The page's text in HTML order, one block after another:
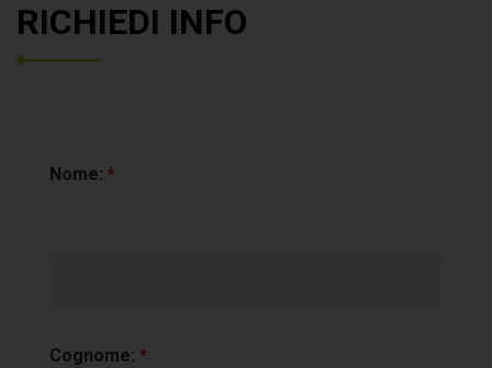
RICHIEDI INFO
Nome: *
Cognome: *